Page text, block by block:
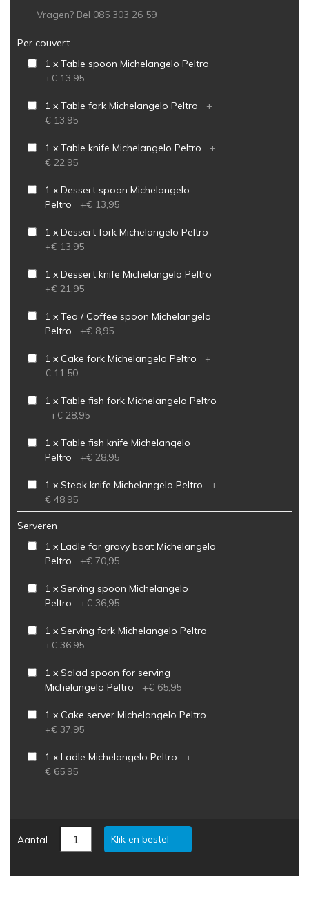
Vragen? Bel 085 303 26 59
Per couvert
1 x Table spoon Michelangelo Peltro
+€ 13,95
1 x Table fork Michelangelo Peltro +
€ 13,95
1 x Table knife Michelangelo Peltro +
€ 22,95
1 x Dessert spoon Michelangelo
Peltro +€ 13,95
1 x Dessert fork Michelangelo Peltro
+€ 13,95
1 x Dessert knife Michelangelo Peltro
+€ 21,95
1 x Tea / Coffee spoon Michelangelo
Peltro +€ 8,95
1 x Cake fork Michelangelo Peltro +
€ 11,50
1 x Table fish fork Michelangelo Peltro
+€ 28,95
1 x Table fish knife Michelangelo
Peltro +€ 28,95
1 x Steak knife Michelangelo Peltro +
€ 48,95
Serveren
1 x Ladle for gravy boat Michelangelo
Peltro +€ 70,95
1 x Serving spoon Michelangelo
Peltro +€ 36,95
1 x Serving fork Michelangelo Peltro
+€ 36,95
1 x Salad spoon for serving
Michelangelo Peltro +€ 65,95
1 x Cake server Michelangelo Peltro
+€ 37,95
1 x Ladle Michelangelo Peltro +
€ 65,95
Aantal Klik en bestel